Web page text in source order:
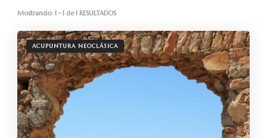
Mostrando: 1 - 1 de 1 RESULTADOS
ACUPUNTURA NEOCLÁSICA